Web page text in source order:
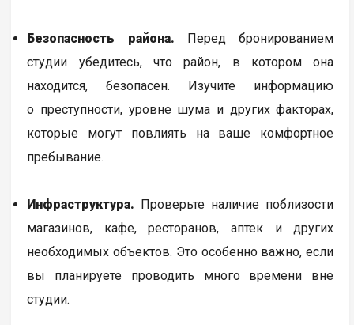
Безопасность района. Перед бронированием
студии убедитесь, что район, в котором она
находится, безопасен. Изучите информацию
о преступности, уровне шума и других факторах,
которые могут повлиять на ваше комфортное
пребывание.
Инфраструктура. Проверьте наличие поблизости
магазинов, кафе, ресторанов, аптек и других
необходимых объектов. Это особенно важно, если
вы планируете проводить много времени вне
студии.